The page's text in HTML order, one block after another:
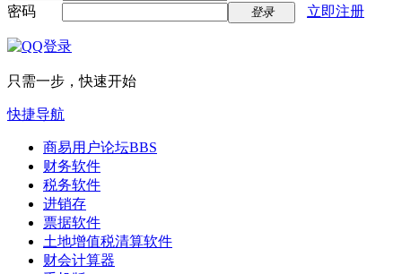
密码
登录 立即注册
只需一步，快速开始
快捷导航
商易用户论坛BBS
财务软件
税务软件
进销存
票据软件
土地增值税清算软件
财会计算器